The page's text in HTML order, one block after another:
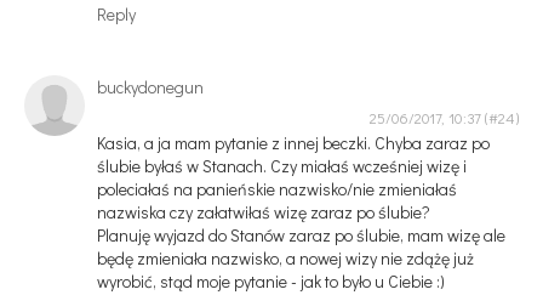
Reply
buckydonegun
25/06/2017, 10:37
Kasia, a ja mam pytanie z innej beczki. Chyba zaraz po
ślubie byłaś w Stanach. Czy miałaś wcześniej wizę i
poleciałaś na panieńskie nazwisko/nie zmieniałaś
nazwiska czy załatwiłaś wizę zaraz po ślubie?
Planuję wyjazd do Stanów zaraz po ślubie, mam wizę ale
będę zmieniała nazwisko, a nowej wizy nie zdążę już
wyrobić, stąd moje pytanie - jak to było u Ciebie :)